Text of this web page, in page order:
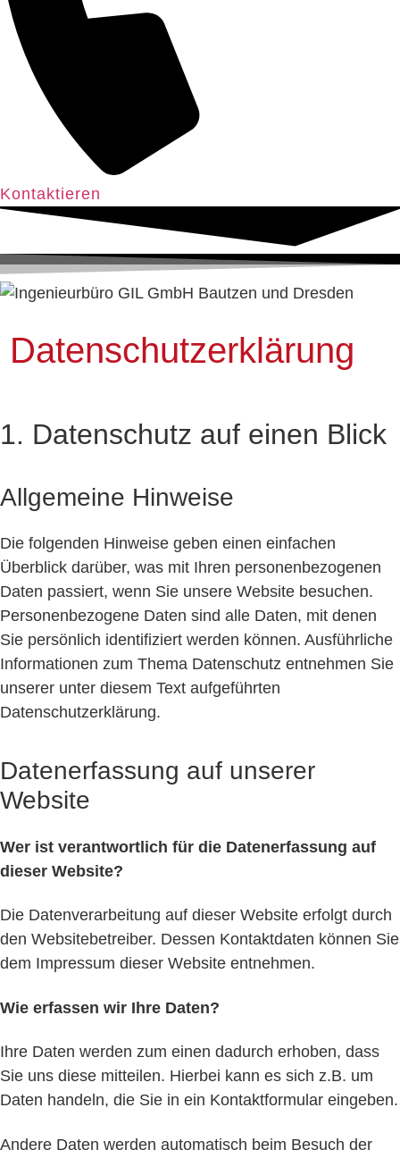
Kontaktieren
Datenschutzerklärung
1. Datenschutz auf einen Blick
Allgemeine Hinweise
Die folgenden Hinweise geben einen einfachen
Überblick darüber, was mit Ihren personenbezogenen
Daten passiert, wenn Sie unsere Website besuchen.
Personenbezogene Daten sind alle Daten, mit denen
Sie persönlich identifiziert werden können. Ausführliche
Informationen zum Thema Datenschutz entnehmen Sie
unserer unter diesem Text aufgeführten
Datenschutzerklärung.
Datenerfassung auf unserer
Website
Wer ist verantwortlich für die Datenerfassung auf
dieser Website?
Die Datenverarbeitung auf dieser Website erfolgt durch
den Websitebetreiber. Dessen Kontaktdaten können Sie
dem Impressum dieser Website entnehmen.
Wie erfassen wir Ihre Daten?
Ihre Daten werden zum einen dadurch erhoben, dass
Sie uns diese mitteilen. Hierbei kann es sich z.B. um
Daten handeln, die Sie in ein Kontaktformular eingeben.
Andere Daten werden automatisch beim Besuch der